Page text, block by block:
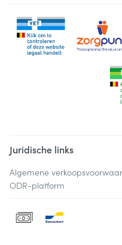
Juridische links
Algemene
ODR-platform